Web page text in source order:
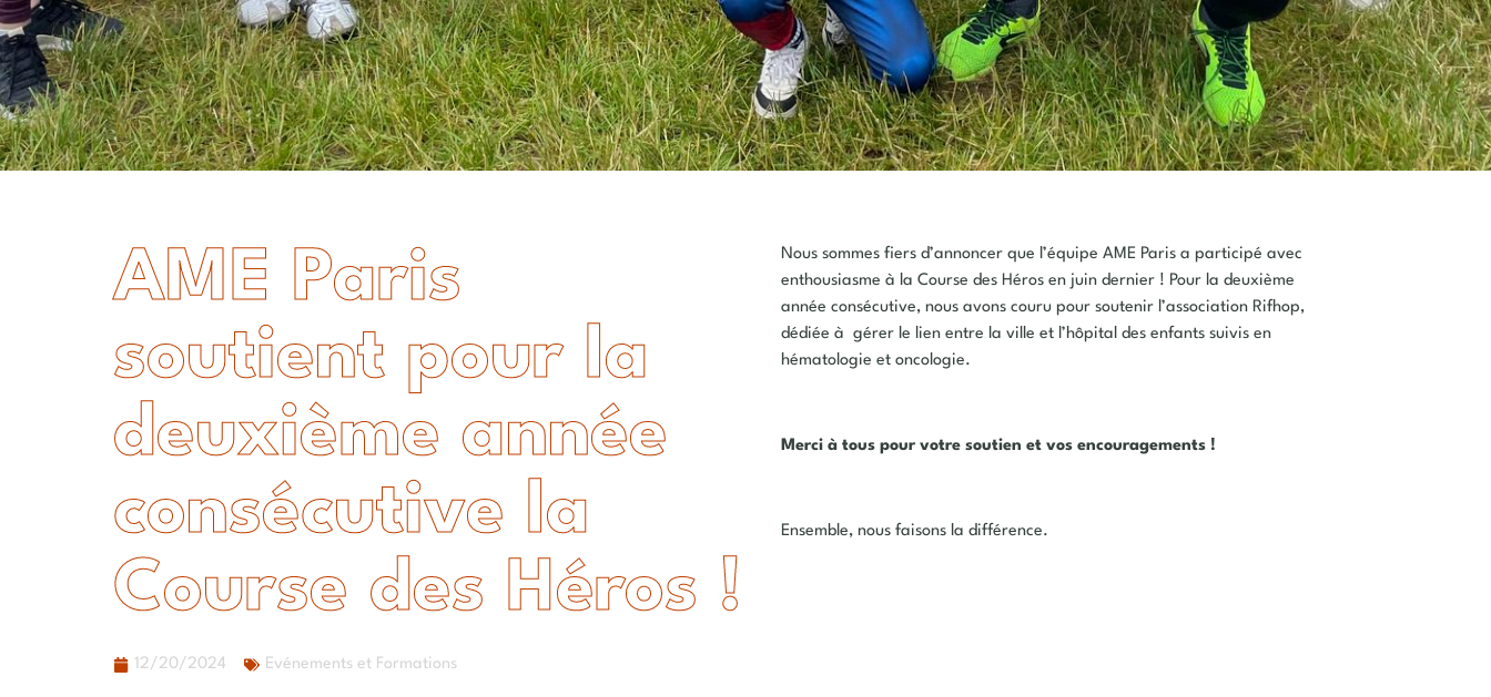
AME Paris
soutient pour la
deuxième année
consécutive la
Course des Héros !
12/20/2024 Evénements et Formations
Nous sommes fiers d’annoncer que l’équipe AME Paris a participé avec
enthousiasme à la Course des Héros en juin dernier ! Pour la deuxième
année consécutive, nous avons couru pour soutenir l’association Rifhop,
dédiée à gérer le lien entre la ville et l’hôpital des enfants suivis en
hématologie et oncologie.
Merci à tous pour votre soutien et vos encouragements !
Ensemble, nous faisons la différence.